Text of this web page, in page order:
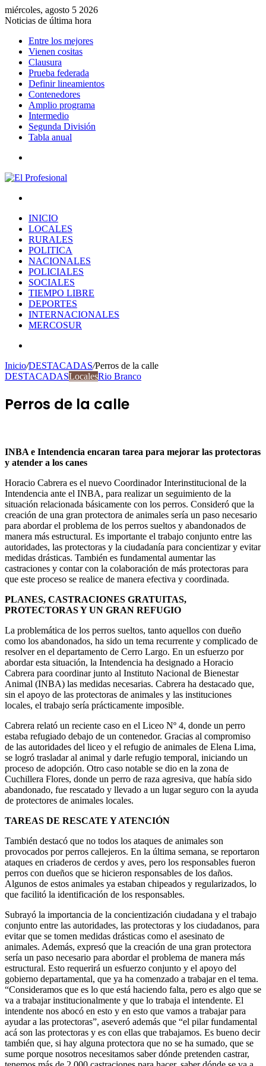
miércoles, agosto 5 2026
Noticias de última hora
Entre los mejores
Vienen cositas
Clausura
Prueba federada
Definir lineamientos
Contenedores
Amplio programa
Intermedio
Segunda División
Tabla anual
INICIO
LOCALES
RURALES
POLITICA
NACIONALES
POLICIALES
SOCIALES
TIEMPO LIBRE
DEPORTES
INTERNACIONALES
MERCOSUR
Inicio/DESTACADAS/Perros de la calle
DESTACADASLocalesRio Branco
Perros de la calle
INBA e Intendencia encaran tarea para mejorar las protectoras
y atender a los canes
Horacio Cabrera es el nuevo Coordinador Interinstitucional de la
Intendencia ante el INBA, para realizar un seguimiento de la
situación relacionada básicamente con los perros. Consideró que la
creación de una gran protectora de animales sería un paso necesario
para abordar el problema de los perros sueltos y abandonados de
manera más estructural. Es importante el trabajo conjunto entre las
autoridades, las protectoras y la ciudadanía para concientizar y evitar
medidas drásticas. También es fundamental aumentar las
castraciones y contar con la colaboración de más protectoras para
que este proceso se realice de manera efectiva y coordinada.
PLANES, CASTRACIONES GRATUITAS,
PROTECTORAS Y UN GRAN REFUGIO
La problemática de los perros sueltos, tanto aquellos con dueño
como los abandonados, ha sido un tema recurrente y complicado de
resolver en el departamento de Cerro Largo. En un esfuerzo por
abordar esta situación, la Intendencia ha designado a Horacio
Cabrera para coordinar junto al Instituto Nacional de Bienestar
Animal (INBA) las medidas necesarias. Cabrera ha destacado que,
sin el apoyo de las protectoras de animales y las instituciones
locales, el trabajo sería prácticamente imposible.
Cabrera relató un reciente caso en el Liceo Nº 4, donde un perro
estaba refugiado debajo de un contenedor. Gracias al compromiso
de las autoridades del liceo y el refugio de animales de Elena Lima,
se logró trasladar al animal y darle refugio temporal, iniciando un
proceso de adopción. Otro caso notable se dio en la zona de
Cuchillera Flores, donde un perro de raza agresiva, que había sido
abandonado, fue rescatado y llevado a un lugar seguro con la ayuda
de protectores de animales locales.
TAREAS DE RESCATE Y ATENCIÓN
También destacó que no todos los ataques de animales son
provocados por perros callejeros. En la última semana, se reportaron
ataques en criaderos de cerdos y aves, pero los responsables fueron
perros con dueños que se hicieron responsables de los daños.
Algunos de estos animales ya estaban chipeados y regularizados, lo
que facilitó la identificación de los responsables.
Subrayó la importancia de la concientización ciudadana y el trabajo
conjunto entre las autoridades, las protectoras y los ciudadanos, para
evitar que se tomen medidas drásticas como el asesinato de
animales. Además, expresó que la creación de una gran protectora
sería un paso necesario para abordar el problema de manera más
estructural. Esto requerirá un esfuerzo conjunto y el apoyo del
gobierno departamental, que ya ha comenzado a trabajar en el tema.
“Consideramos que es lo que está haciendo falta, pero es algo que se
va a trabajar institucionalmente y que lo trabaja el intendente. El
intendente nos abocó en esto y en esto que vamos a trabajar para
ayudar a las protectoras”, aseveró además que “el pilar fundamental
acá son las protectoras y es con ellas que trabajamos. Es bueno decir
también que, si hay alguna protectora que no se ha sumado, que se
sume porque nosotros necesitamos saber dónde pretenden castrar,